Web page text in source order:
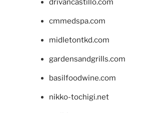
drivancastillo.com
cmmedspa.com
midletontkd.com
gardensandgrills.com
basilfoodwine.com
nikko-tochigi.net